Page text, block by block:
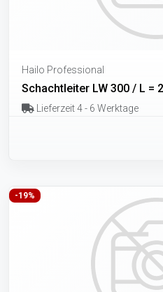
Hailo Professional
Schachtleiter LW 300 / L =
Lieferzeit 4 - 6 Werktage
-19%